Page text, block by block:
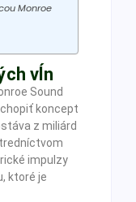
Monroe
vĺn
Sound
koncept
z miliárd
impulzy
ktoré je